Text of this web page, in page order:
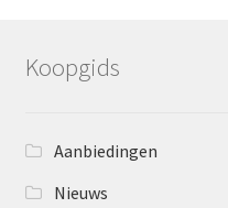
Koopgids
Aanbiedingen
Nieuws